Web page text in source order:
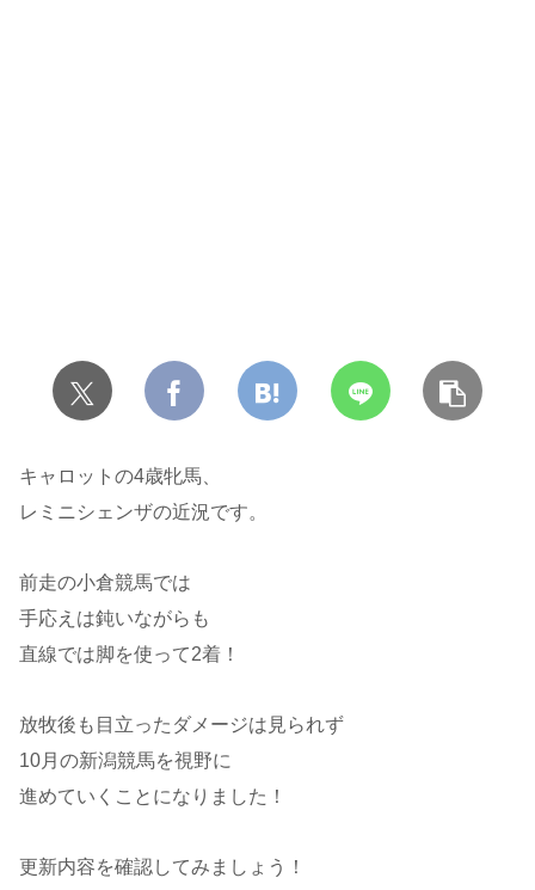
キャロットの4歳牝馬、
レミニシェンザの近況です。
前走の小倉競馬では
手応えは鈍いながらも
直線では脚を使って2着！
放牧後も目立ったダメージは見られず
10月の新潟競馬を視野に
進めていくことになりました！
更新内容を確認してみましょう！